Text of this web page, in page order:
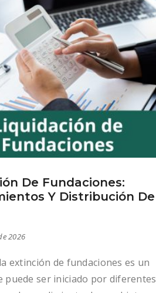
De Fundaciones:
Y Distribución De
2026
extinción de fundaciones es un
puede ser iniciado por diferentes